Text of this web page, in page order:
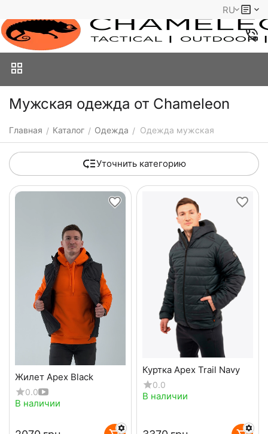
RU
Мужская одежда от Chameleon
Главная / Каталог / Одежда / Одежда мужская
Уточнить категорию
Жилет Apex Black
0.0
В наличии
Куртка Apex Trail Navy
0.0
В наличии